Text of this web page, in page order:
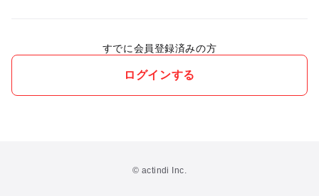
すでに会員登録済みの方
ログインする
© actindi Inc.